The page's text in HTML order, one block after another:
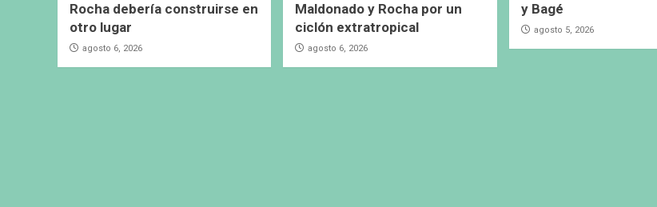
Rocha debería construirse en
otro lugar
agosto 6, 2026
Maldonado y Rocha por un
ciclón extratropical
agosto 6, 2026
y Bagé
agosto 5, 2026